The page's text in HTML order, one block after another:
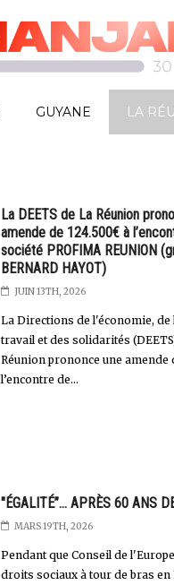
GUYANE LA
La DEETS de La Réunion
amende de 124.500€ à
société PROFIMA REUNION
BERNARD HAYOT)
JUIN 13TH, 2026
La Directions de l'économie, de
travail et des solidarités
Réunion prononce une amende
l’encontre de...
"ÉGALITÉ”… APRÈS 60 ANS
MARS 19TH, 2026
Pendant que Conseil de
droits sociaux à tour de bras en